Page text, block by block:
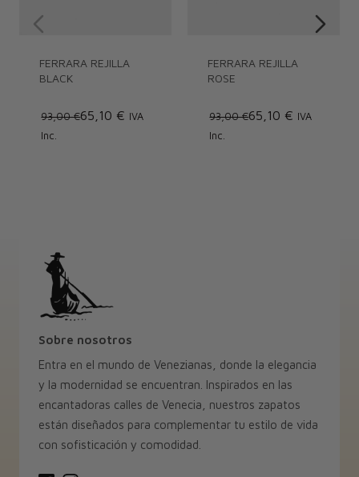
FERRARA REJILLA
BLACK
93,00 €65,10 € IVA
Inc.
FERRARA REJILLA
ROSE
93,00 €65,10 € IVA
Inc.
Sobre nosotros
Entra en el mundo de Venezianas, donde la elegancia
y la modernidad se encuentran. Inspirados en las
encantadoras calles de Venecia, nuestros zapatos
están diseñados para complementar tu estilo de vida
con sofisticación y comodidad.